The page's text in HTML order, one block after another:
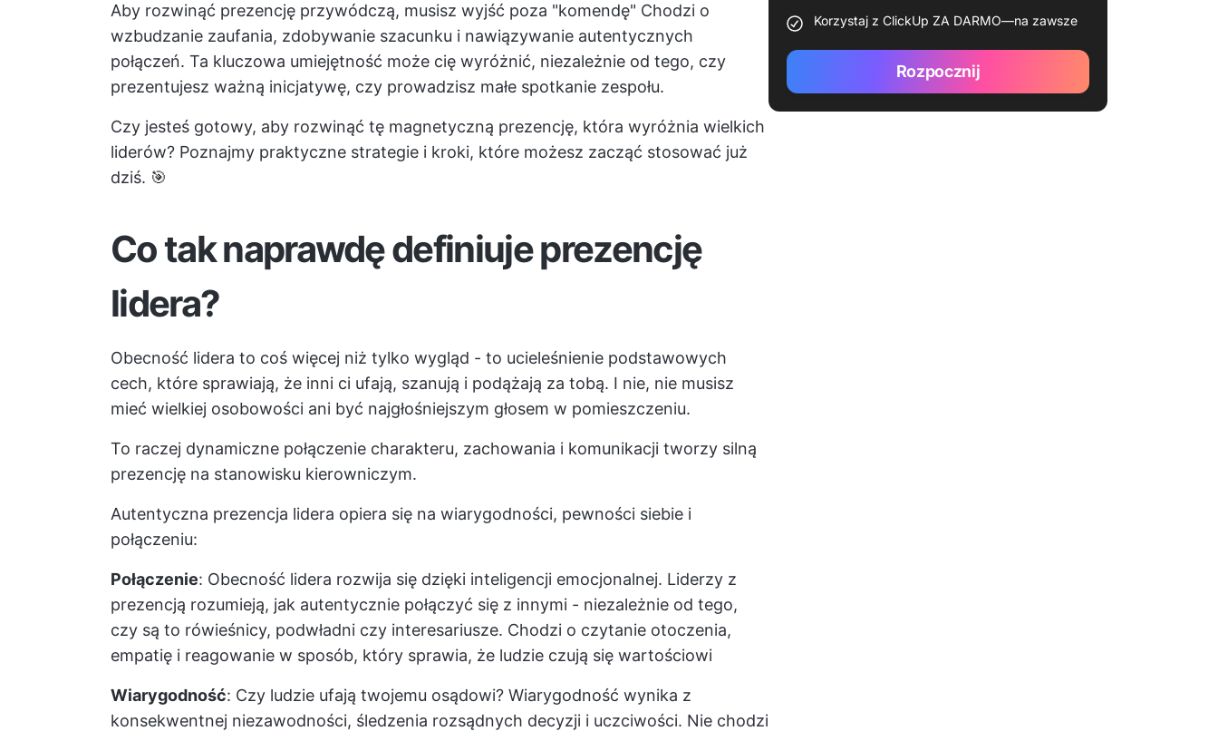
Aby rozwinąć prezencję przywódczą, musisz wyjść poza "komendę" Chodzi o
wzbudzanie zaufania, zdobywanie szacunku i nawiązywanie autentycznych
połączeń. Ta kluczowa umiejętność może cię wyróżnić, niezależnie od tego, czy
prezentujesz ważną inicjatywę, czy prowadzisz małe spotkanie zespołu.
Czy jesteś gotowy, aby rozwinąć tę magnetyczną prezencję, która wyróżnia wielkich
liderów? Poznajmy praktyczne strategie i kroki, które możesz zacząć stosować już
dziś. 🎯
Co tak naprawdę definiuje prezencję
lidera?
Obecność lidera to coś więcej niż tylko wygląd - to ucieleśnienie podstawowych
cech, które sprawiają, że inni ci ufają, szanują i podążają za tobą. I nie, nie musisz
mieć wielkiej osobowości ani być najgłośniejszym głosem w pomieszczeniu.
To raczej dynamiczne połączenie charakteru, zachowania i komunikacji tworzy silną
prezencję na stanowisku kierowniczym.
Autentyczna prezencja lidera opiera się na wiarygodności, pewności siebie i
połączeniu:
Połączenie: Obecność lidera rozwija się dzięki inteligencji emocjonalnej. Liderzy z
prezencją rozumieją, jak autentycznie połączyć się z innymi - niezależnie od tego,
czy są to rówieśnicy, podwładni czy interesariusze. Chodzi o czytanie otoczenia,
empatię i reagowanie w sposób, który sprawia, że ludzie czują się wartościowi
Wiarygodność: Czy ludzie ufają twojemu osądowi? Wiarygodność wynika z
konsekwentnej niezawodności, śledzenia rozsądnych decyzji i uczciwości. Nie chodzi
Korzystaj z ClickUp ZA DARMO—na zawsze
Rozpocznij